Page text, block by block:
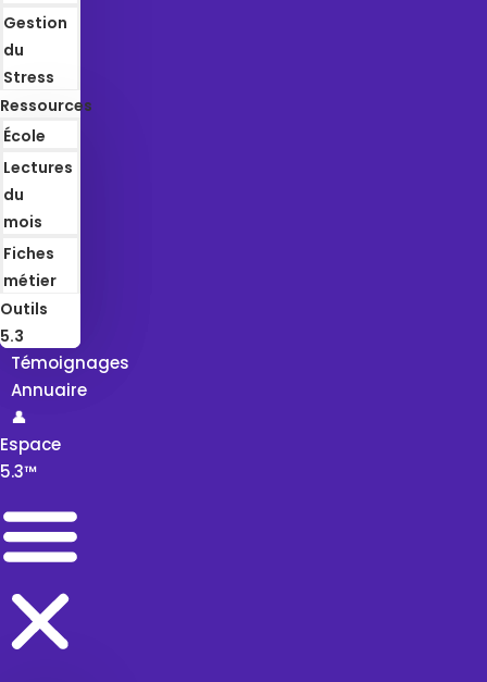
Gestion
du
Stress
Ressources
École
Lectures
du
mois
Fiches
métier
Outils
5.3
Témoignages
Annuaire
👤
Espace
5.3™